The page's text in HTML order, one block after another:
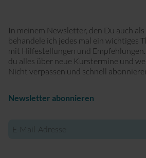
In meinem Newsletter, den Du auch als
behandele ich jedes mal ein wichtiges
mit Hilfestellungen und
du alles über neue Kurstermine und
Nicht verpassen und schnell
Newsletter abonnieren
Mail-